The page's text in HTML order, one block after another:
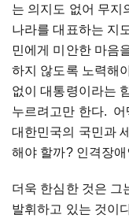
는 의지도 없어 무지
나라를 대표하는 지
민에게 미안한 마음
하지 않도록 노력해
없이 대통령이라는
누르려고만 한다.
대한민국의 국민과
해야 할까? 인격장
더욱 한심한 것은 그
발휘하고 있는 것이